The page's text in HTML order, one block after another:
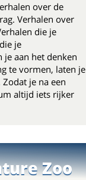
over de
Verhalen over
die je
je
je aan het denken
te vormen, laten je
je na een
altijd iets rijker
Zoo